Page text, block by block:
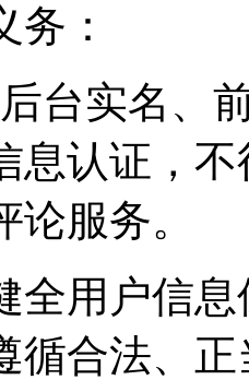
：
后台实名、
息认证，
论服务。
全用户信
循合法、